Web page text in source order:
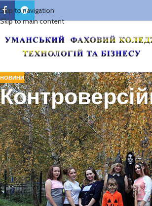
Skip to navigation
Skip to main content
НОВИНИ
Свято Хелловіну – дещо контроверсійне
повеселитися з друзями. А хтось вважає, що це
кожного своя думка на цей рахунок.
Останніми роками це свято стає все
диявольські забави.
Звичайно, ми повинні перш за все
частиною світової спільноти, до якої ми так